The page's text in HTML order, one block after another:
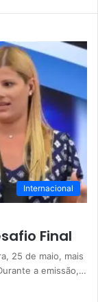
Internacional
Final
25 de maio, mais
a emissão,…